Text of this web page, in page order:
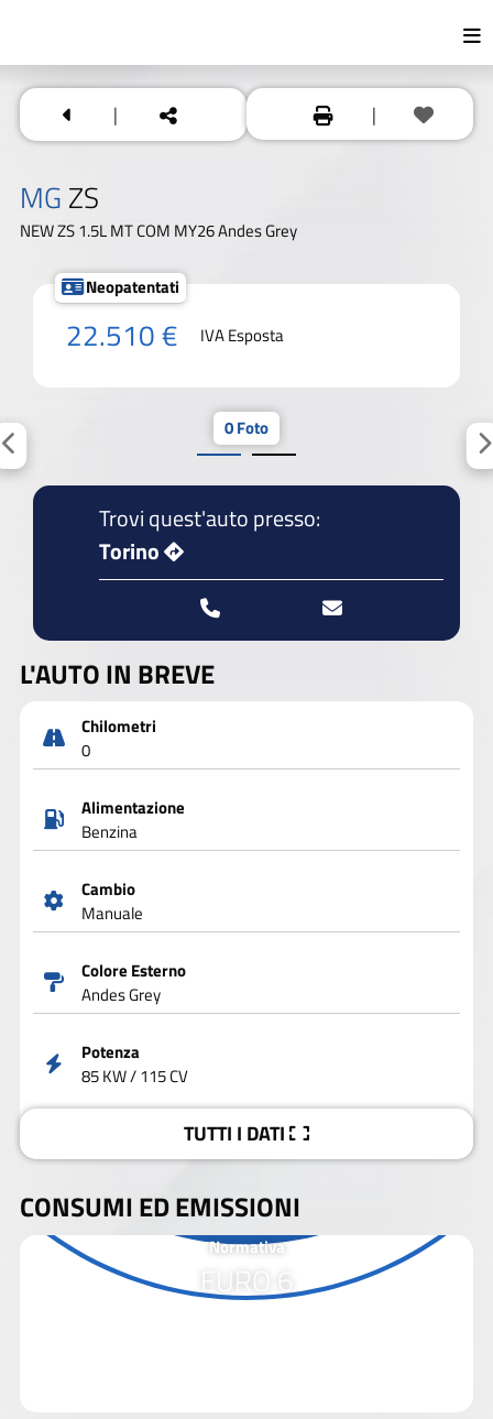
| |
MG ZS
NEW ZS 1.5L MT COM MY26 Andes Grey
Neopatentati
22.510 € IVA Esposta
0 Foto
Trovi quest'auto presso:
Torino
L'AUTO IN BREVE
Chilometri
0
Alimentazione
Benzina
Cambio
Manuale
Colore Esterno
Andes Grey
Potenza
85 KW / 115 CV
TUTTI I DATI
CONSUMI ED EMISSIONI
Normativa
EURO 6